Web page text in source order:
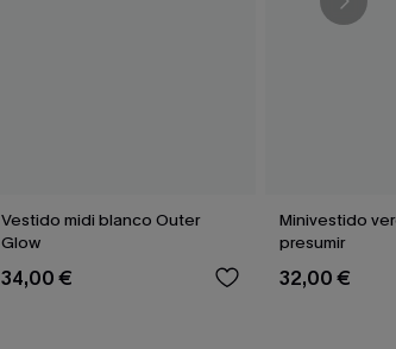
Vestido midi blanco Outer
Glow
34,00 €
Minivestido
presumir
32,00 €